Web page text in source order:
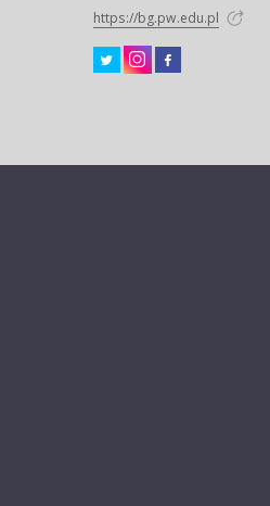
https://bg.pw.edu.pl